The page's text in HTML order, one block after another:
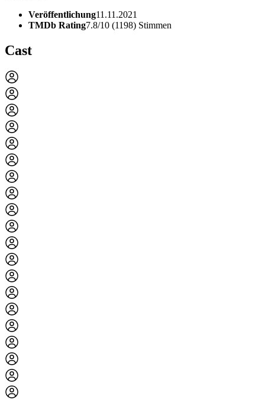
Veröffentlichung11.11.2021
TMDb Rating7.8/10 (1198) Stimmen
Cast